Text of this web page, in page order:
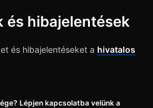
és hibajelentések
és hibajelentéseket a hivatalos
Lépjen kapcsolatba velünk a